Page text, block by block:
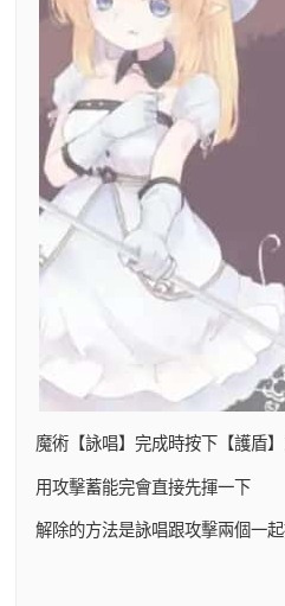
魔術【詠唱】完成時按下【護盾
用攻擊蓄能完會直接先揮一下
解除的方法是詠唱跟攻擊兩個一